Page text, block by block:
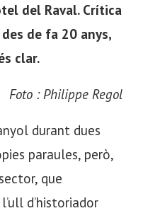
del Raval. Crítica
de fa 20 anys,
clar.
Foto : Philippe Regol
durant dues
paraules, però,
que
d’historiador